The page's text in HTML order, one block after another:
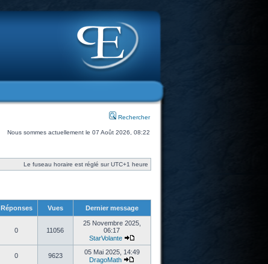
Rechercher
Nous sommes actuellement le 07 Août 2026, 08:22
Le fuseau horaire est réglé sur UTC+1 heure
Réponses Vues Dernier message
0 11056
25 Novembre 2025,
06:17
StarVolante
0 9623
05 Mai 2025, 14:49
DragoMath